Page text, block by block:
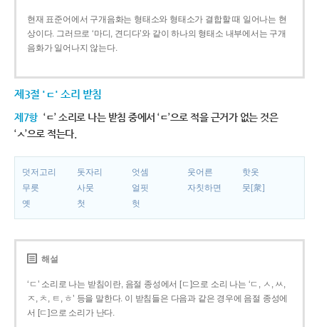
현재 표준어에서 구개음화는 형태소와 형태소가 결합할 때 일어나는 현
상이다. 그러므로 ‘마디, 견디다’와 같이 하나의 형태소 내부에서는 구개
음화가 일어나지 않는다.
제3절 'ㄷ' 소리 받침
제7항 ‘ㄷ’ 소리로 나는 받침 중에서 ‘ㄷ’으로 적을 근거가 없는 것은
‘ㅅ’으로 적는다.
덧저고리 돗자리 엇셈 웃어른
핫옷
무릇
사뭇 얼핏 자칫하면
뭇[衆]
옛
첫 헛
해설
‘ㄷ’ 소리로 나는 받침이란, 음절 종성에서 [ㄷ]으로 소리 나는 ‘ㄷ, ㅅ, ㅆ,
ㅈ, ㅊ, ㅌ, ㅎ’ 등을 말한다. 이 받침들은 다음과 같은 경우에 음절 종성에
서 [ㄷ]으로 소리가 난다.